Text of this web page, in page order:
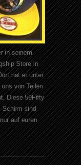
in seinem
Store in
hat er unter
von Teilen
Diese 59Fifty
Schirm sind
auf euren